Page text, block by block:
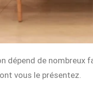
dépend de
vous le présentez.